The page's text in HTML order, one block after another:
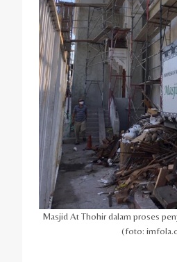
Masjid At Thohir dalam proses
(foto: